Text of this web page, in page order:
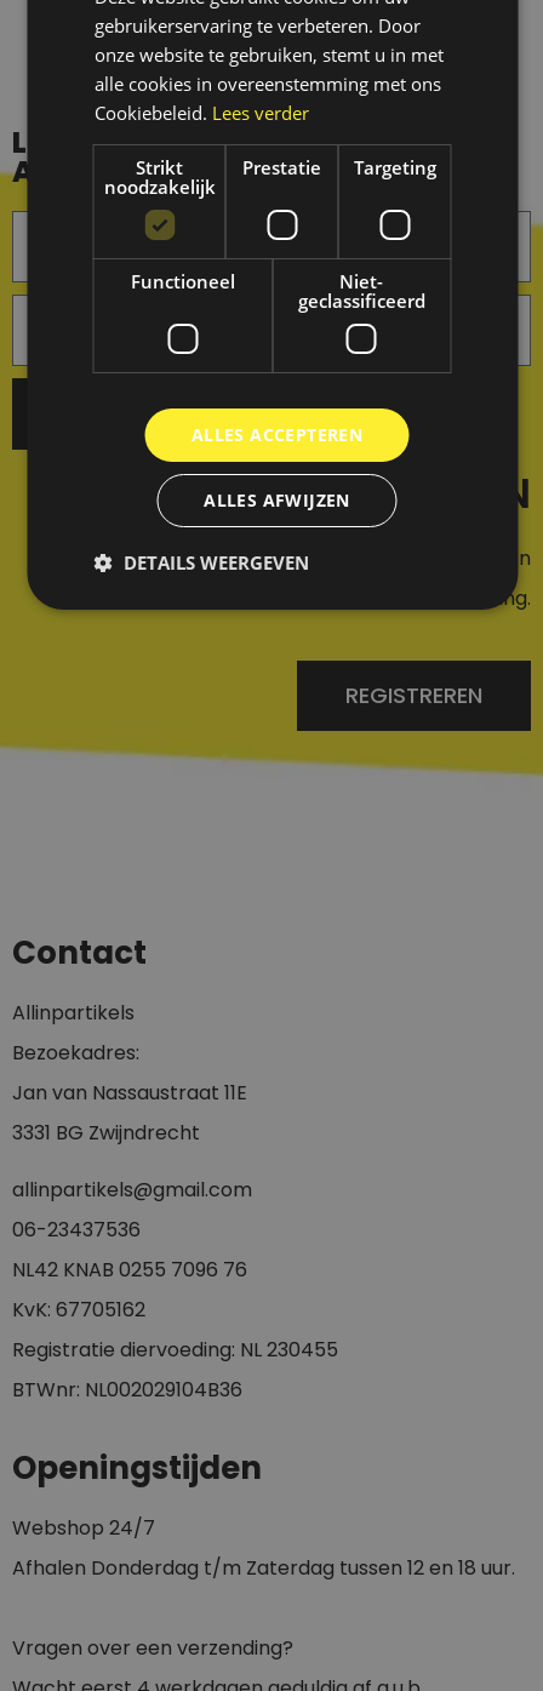
LOG IN OP UW ALL IN PARTIKELS
ACCOUNT
REGISTREREN
Nog geen account? Maar er een aan of maak een
account aan bij een bestelling.
REGISTREREN
Contact
Allinpartikels
Bezoekadres:
Jan van Nassaustraat 11E
3331 BG Zwijndrecht
allinpartikels@gmail.com
06-23437536
NL42 KNAB 0255 7096 76
KvK: 67705162
Registratie diervoeding: NL 230455
BTWnr: NL002029104B36
Openingstijden
Webshop 24/7
Afhalen Donderdag t/m Zaterdag tussen 12 en 18 uur.
Vragen over een verzending?
gebruikerservaring te verbeteren. Door
onze website te gebruiken, stemt u in met
alle cookies in overeenstemming met ons
Cookiebeleid. Lees verder
Strikt
noodzakelijk
Prestatie Targeting
Functioneel
Niet-
geclassificeerd
ALLES ACCEPTEREN
ALLES AFWIJZEN
DETAILS WEERGEVEN